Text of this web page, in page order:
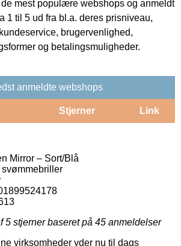
mest populære webshops og anmeldt
1 til 5 ud fra bl.a. deres prisniveau,
brugervenlighed,
og betalingsmuligheder.
anmeldte webshops
Stjerner Link
Mirror – Sort/Blå
5 stjerner baseret på 45 anmeldelser
virksomheder yder nu til dags